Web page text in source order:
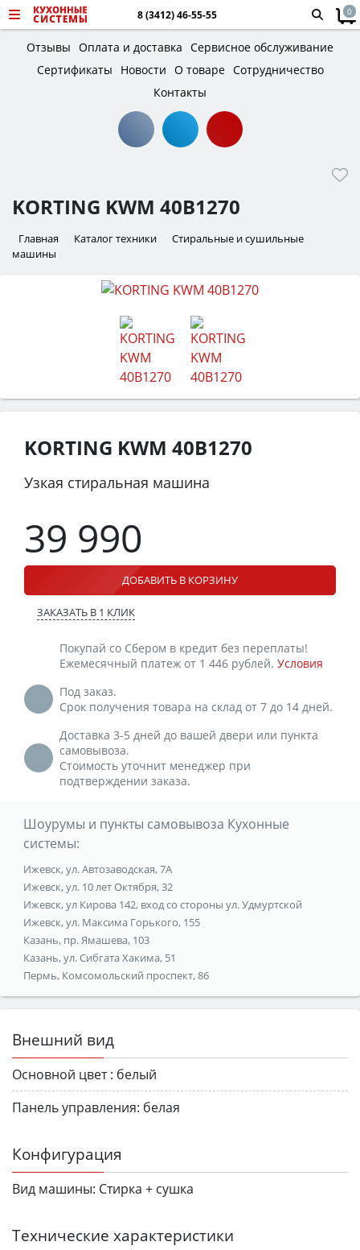
8 (3412) 46-55-55 0
Отзывы Оплата и доставка Сервисное обслуживание
Сертификаты
Новости О товаре Сотрудничество
Контакты
KORTING KWM 40B1270
Главная Каталог техники
Стиральные и сушильные
машины
KORTING KWM 40B1270
Узкая стиральная машина
39 990
ДОБАВИТЬ В КОРЗИНУ
ЗАКАЗАТЬ В 1 КЛИК
Покупай со Сбером в кредит без переплаты!
Ежемесячный платеж от 1 446 рублей. Условия
Под заказ.
Срок получения товара на склад от 7 до 14 дней.
Доставка 3-5 дней до вашей двери или пункта
самовывоза.
Стоимость уточнит менеджер при
подтверждении заказа.
Шоурумы и пункты самовывоза Кухонные
системы:
Ижевск, ул. Автозаводская, 7А
Ижевск, ул. 10 лет Октября, 32
Ижевск, ул Кирова 142, вход со стороны ул. Удмуртской
Ижевск, ул. Максима Горького, 155
Казань, пр. Ямашева, 103
Казань, ул. Сибгата Хакима, 51
Пермь, Комсомольский проспект, 86
Внешний вид
Основной цвет : белый
Панель управления: белая
Конфигурация
Вид машины: Стирка + сушка
Технические характеристики